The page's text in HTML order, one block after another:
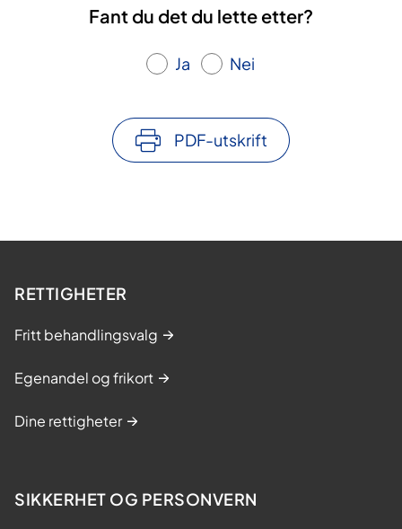
Fant du det du lette etter?
Ja Nei
PDF-utskrift
RETTIGHETER
Fritt behandlingsvalg
Egenandel og frikort
Dine rettigheter
SIKKERHET OG PERSONVERN